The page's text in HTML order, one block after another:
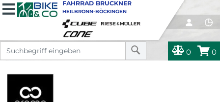
0 0
FAHRRAD BRUCKNER
HEILBRONN-BÖCKINGEN